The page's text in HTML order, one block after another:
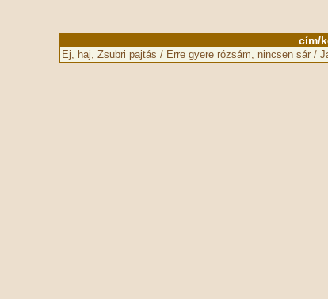
cím/
Ej, haj, Zsubri pajtás / Erre gyere rózsám, nincsen sár /